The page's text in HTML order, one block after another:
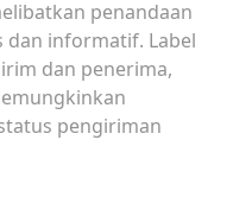
penandaan
dan informatif. Label
dan penerima,
pengiriman